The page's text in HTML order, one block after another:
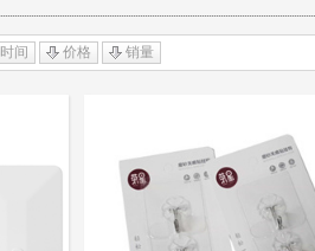
时间 价格 销量